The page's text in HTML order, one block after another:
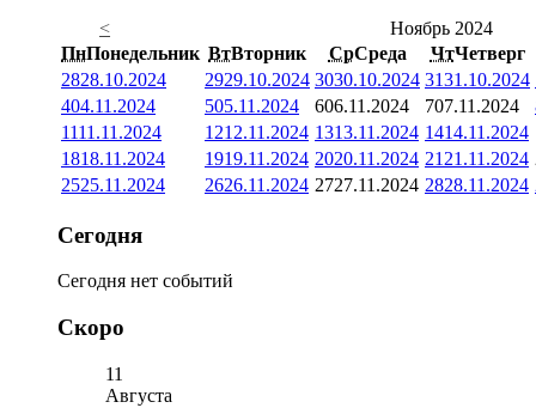
<
Ноябрь 2024
ПнПонедельник ВтВторник СрСреда ЧтЧетверг
2828.10.2024 2929.10.2024 3030.10.2024 3131.10.2024
404.11.2024 505.11.2024 606.11.2024 707.11.2024
1111.11.2024 1212.11.2024 1313.11.2024 1414.11.2024
1818.11.2024 1919.11.2024 2020.11.2024 21 21.11.2024
2525.11.2024 2626.11.2024 2727.11.2024 2828.11.2024
Сегодня
Сегодня нет событий
Скоро
11
Августа